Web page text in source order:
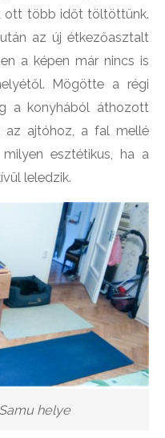
ott több időt töltöttünk.
az új étkezőasztalt
a képen már nincs is
Mögötte a régi
a konyhából áthozott
az ajtóhoz, a fal mellé
esztétikus, ha a
leledzik.
helye